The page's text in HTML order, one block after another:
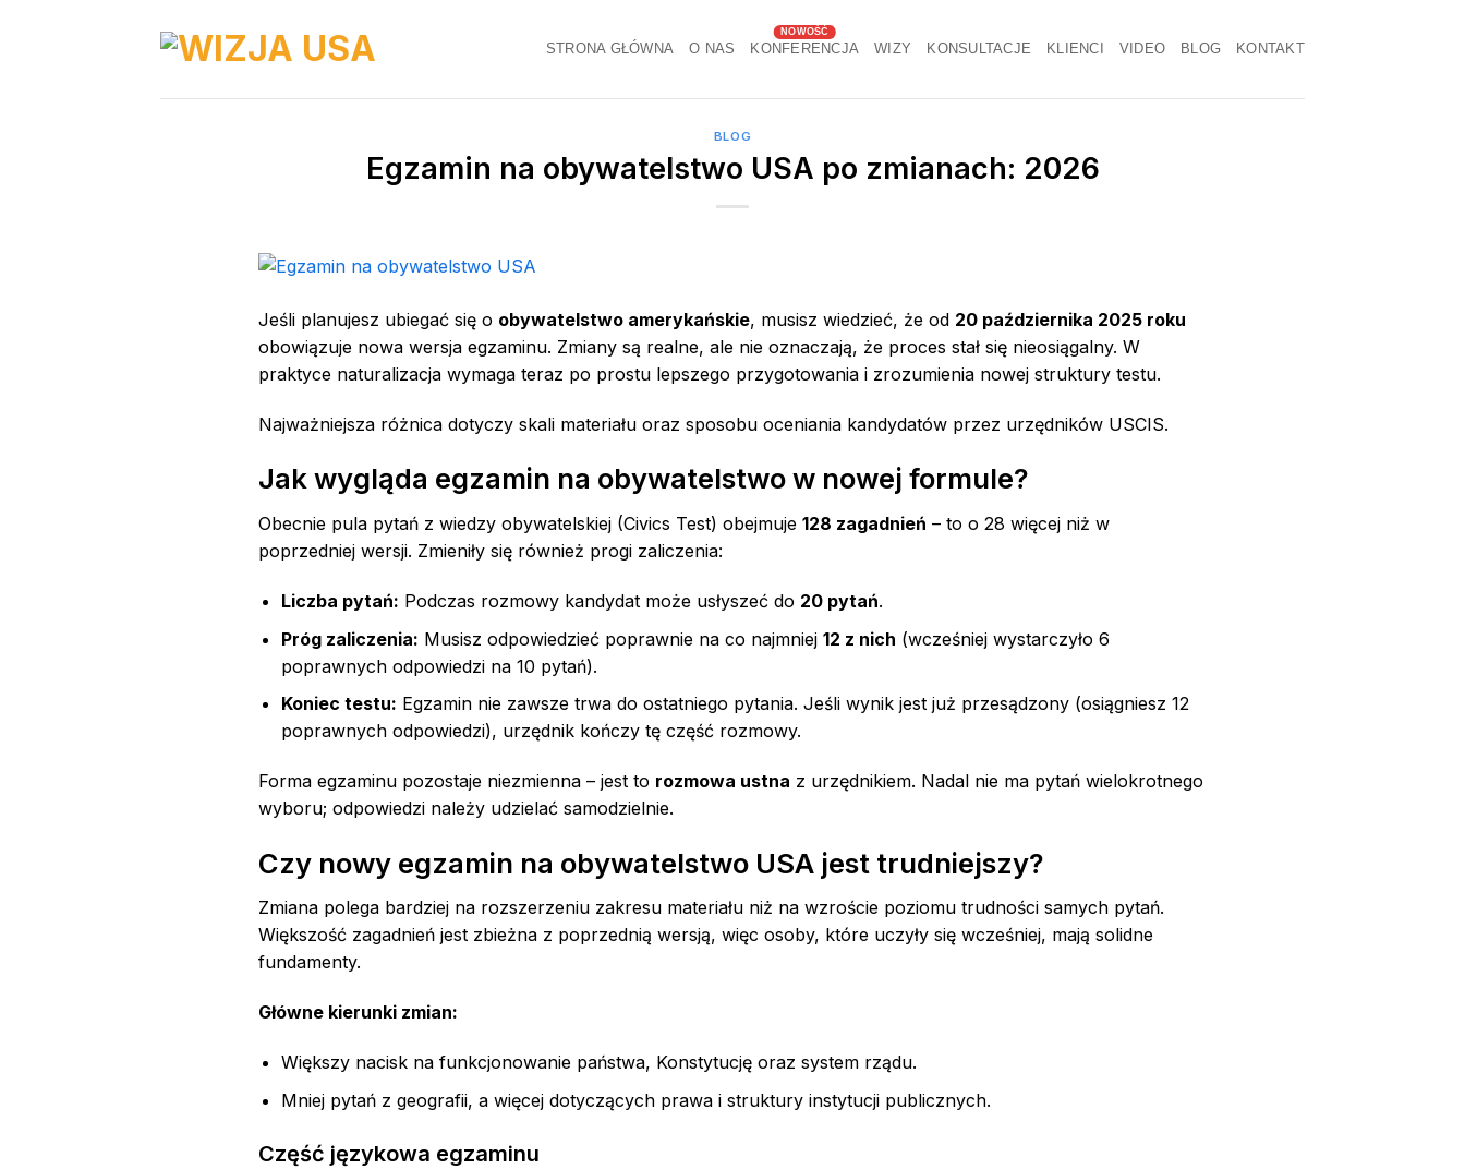
STRONA GŁÓWNA O NAS KONFERENCJA WIZY KONSULTACJE KLIENCI VIDEO BLOG KONTAKT
BLOG
Egzamin na obywatelstwo USA po zmianach: 2026
Jeśli planujesz ubiegać się o obywatelstwo amerykańskie, musisz wiedzieć, że od 20 października 2025 roku
obowiązuje nowa wersja egzaminu. Zmiany są realne, ale nie oznaczają, że proces stał się nieosiągalny. W
praktyce naturalizacja wymaga teraz po prostu lepszego przygotowania i zrozumienia nowej struktury testu.
Najważniejsza różnica dotyczy skali materiału oraz sposobu oceniania kandydatów przez urzędników USCIS.
Jak wygląda egzamin na obywatelstwo w nowej formule?
Obecnie pula pytań z wiedzy obywatelskiej (Civics Test) obejmuje 128 zagadnień – to o 28 więcej niż w
poprzedniej wersji. Zmieniły się również progi zaliczenia:
Liczba pytań: Podczas rozmowy kandydat może usłyszeć do 20 pytań.
Próg zaliczenia: Musisz odpowiedzieć poprawnie na co najmniej 12 z nich (wcześniej wystarczyło 6
poprawnych odpowiedzi na 10 pytań).
Koniec testu: Egzamin nie zawsze trwa do ostatniego pytania. Jeśli wynik jest już przesądzony (osiągniesz 12
poprawnych odpowiedzi), urzędnik kończy tę część rozmowy.
Forma egzaminu pozostaje niezmienna – jest to rozmowa ustna z urzędnikiem. Nadal nie ma pytań wielokrotnego
wyboru; odpowiedzi należy udzielać samodzielnie.
Czy nowy egzamin na obywatelstwo USA jest trudniejszy?
Zmiana polega bardziej na rozszerzeniu zakresu materiału niż na wzroście poziomu trudności samych pytań.
Większość zagadnień jest zbieżna z poprzednią wersją, więc osoby, które uczyły się wcześniej, mają solidne
fundamenty.
Główne kierunki zmian:
Większy nacisk na funkcjonowanie państwa, Konstytucję oraz system rządu.
Mniej pytań z geografii, a więcej dotyczących prawa i struktury instytucji publicznych.
Część językowa egzaminu